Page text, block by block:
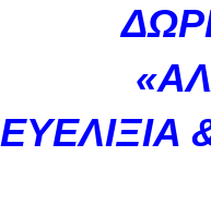
ΕΥΕΛΙΞΙΑ